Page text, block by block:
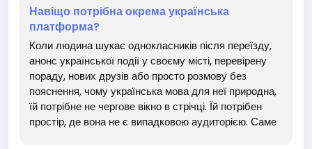
Навіщо потрібна окрема українська
платформа?
Коли людина шукає однокласників після переїзду,
анонс української події у своєму місті, перевірену
пораду, нових друзів або просто розмову без
пояснення, чому українська мова для неї природна,
їй потрібне не чергове вікно в стрічці. Їй потрібен
простір, де вона не є випадковою аудиторією. Саме